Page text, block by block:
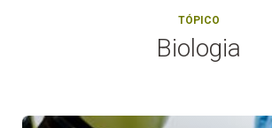
TÓPICO
Biologia